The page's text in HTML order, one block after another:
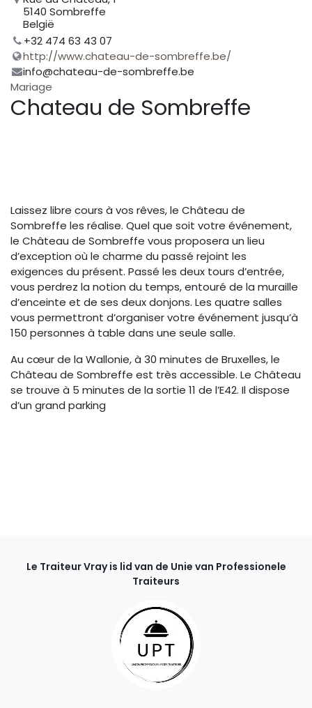
5140 Sombreffe
België
+32 474 63 43 07
http://www.chateau-de-sombreffe.be/
info@chateau-de-sombreffe.be
Mariage
Chateau de Sombreffe
Laissez libre cours à vos rêves, le Château de
Sombreffe les réalise. Quel que soit votre événement,
le Château de Sombreffe vous proposera un lieu
d’exception où le charme du passé rejoint les
exigences du présent. Passé les deux tours d’entrée,
vous perdrez la notion du temps, entouré de la muraille
d’enceinte et de ses deux donjons. Les quatre salles
vous permettront d’organiser votre événement jusqu’à
150 personnes à table dans une seule salle.
Au cœur de la Wallonie, à 30 minutes de Bruxelles, le
Château de Sombreffe est très accessible. Le Château
se trouve à 5 minutes de la sortie 11 de l’E42. Il dispose
d’un grand parking
Le Traiteur Vray is lid van de Unie van Professionele
Traiteurs